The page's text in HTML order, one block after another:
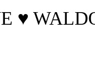
♥